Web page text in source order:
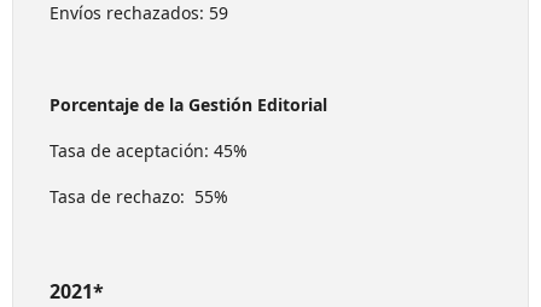
Envíos rechazados: 59
Porcentaje de la Gestión Editorial
Tasa de aceptación: 45%
Tasa de rechazo: 55%
2021*